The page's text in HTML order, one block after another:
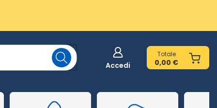
Accedi
Totale
0,00 €